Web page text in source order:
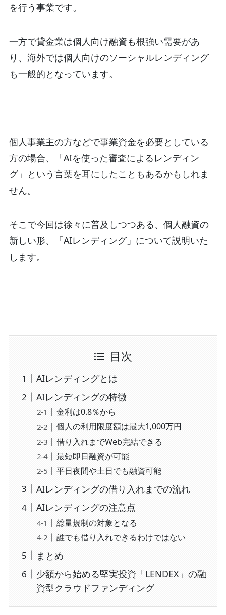
を行う事業です。
一方で貸金業は個人向け融資も根強い需要があ
り、海外では個人向けのソーシャルレンディング
も一般的となっています。
個人事業主の方などで事業資金を必要としている
方の場合、「AIを使った審査によるレンディン
グ」という言葉を耳にしたこともあるかもしれま
せん。
そこで今回は徐々に普及しつつある、個人融資の
新しい形、「AIレンディング」について説明いた
します。
目次
AIレンディングとは
AIレンディングの特徴
金利は0.8％から
個人の利用限度額は最大1,000万円
借り入れまでWeb完結できる
最短即日融資が可能
平日夜間や土日でも融資可能
AIレンディングの借り入れまでの流れ
AIレンディングの注意点
総量規制の対象となる
誰でも借り入れできるわけではない
まとめ
少額から始める堅実投資「LENDEX」の融
資型クラウドファンディング